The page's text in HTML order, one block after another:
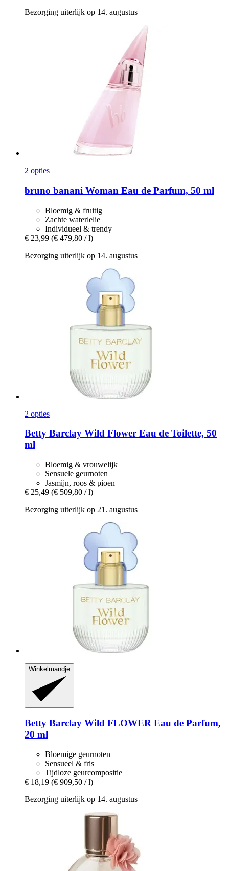
Bezorging uiterlijk op 14. augustus
2 opties
bruno banani Woman Eau de Parfum, 50 ml
Bloemig & fruitig
Zachte waterlelie
Individueel & trendy
€ 23,99 (€ 479,80 / l)
Bezorging uiterlijk op 14. augustus
2 opties
Betty Barclay Wild Flower Eau de Toilette, 50
ml
Bloemig & vrouwelijk
Sensuele geurnoten
Jasmijn, roos & pioen
€ 25,49 (€ 509,80 / l)
Bezorging uiterlijk op 21. augustus
Winkelmandje
Betty Barclay Wild FLOWER Eau de Parfum,
20 ml
Bloemige geurnoten
Sensueel & fris
Tijdloze geurcompositie
€ 18,19 (€ 909,50 / l)
Bezorging uiterlijk op 14. augustus